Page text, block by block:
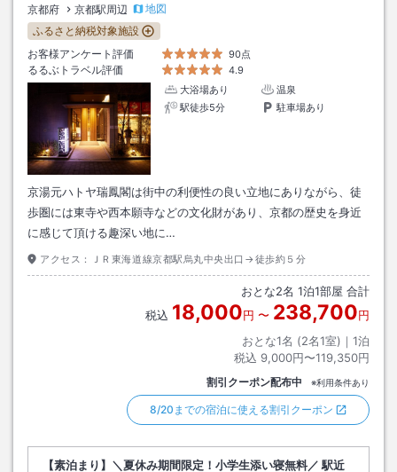
京都府 京都駅周辺
地図
ふるさと納税対象施設
お客様アンケート評価
90点
るるぶトラベル評価
4.9
大浴場あり
温泉
駅徒歩5分
駐車場あり
京湯元ハトヤ瑞鳳閣は街中の利便性の良い立地にありながら、徒
歩圏には東寺や西本願寺などの文化財があり、京都の歴史を身近
に感じて頂ける趣深い地に…
アクセス： ＪＲ東海道線京都駅烏丸中央出口→徒歩約５分
おとな2名 1泊1部屋 合計
税込 18,000円 〜 238,700円
おとな1名 (2名1室)｜ 1泊
税込 9,000円〜119,350円
割引クーポン配布中 ※利用条件あり
8/20までの宿泊に使える割引クーポン
【素泊まり】＼夏休み期間限定！小学生添い寝無料／ 駅近